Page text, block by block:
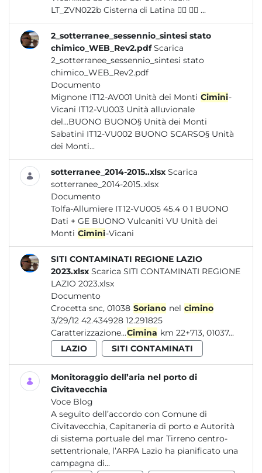
LT_ZVN022b Cisterna di Latina   ...
2_sotterranee_sessennio_sintesi stato
chimico_WEB_Rev2.pdf Scarica
2_sotterranee_sessennio_sintesi stato
chimico_WEB_Rev2.pdf
Documento
Mignone IT12-AV001 Unità dei Monti Cimini-
Vicani IT12-VU003 Unità alluvionale
del...BUONO BUONO§ Unità dei Monti
Sabatini IT12-VU002 BUONO SCARSO§ Unità
dei Monti...
sotterranee_2014-2015..xlsx Scarica
sotterranee_2014-2015..xlsx
Documento
Tolfa-Allumiere IT12-VU005 45.4 0 1 BUONO
Dati + GE BUONO Vulcaniti VU Unità dei
Monti Cimini-Vicani
SITI CONTAMINATI REGIONE LAZIO
2023.xlsx Scarica SITI CONTAMINATI REGIONE
LAZIO 2023.xlsx
Documento
Crocetta snc, 01038 Soriano nel cimino
3/29/12 42.434928 12.291825
Caratterizzazione...Cimina km 22+713, 01037...
LAZIO
SITI CONTAMINATI
Monitoraggio dell’aria nel porto di
Civitavecchia
Voce Blog
A seguito dell’accordo con Comune di
Civitavecchia, Capitaneria di porto e Autorità
di sistema portuale del mar Tirreno centro-
settentrionale, l’ARPA Lazio ha pianificato una
campagna di...